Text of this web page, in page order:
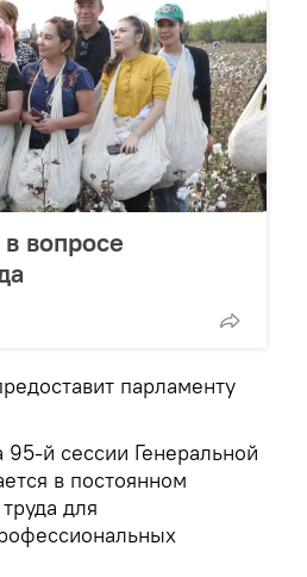
вопросе
парламенту
й сессии Генеральной
в постоянном
для